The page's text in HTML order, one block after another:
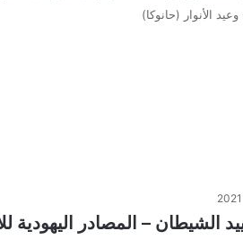
الأنوار (حانوكا)
الشيطان – المصادر اليهودية